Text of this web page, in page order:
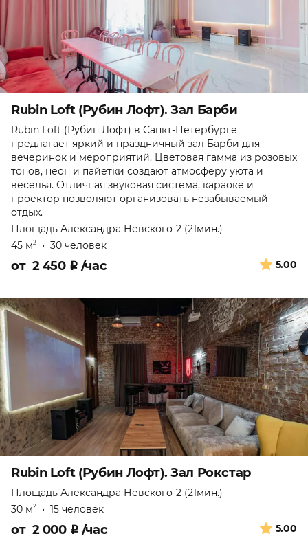
Rubin Loft (Рубин Лофт). Зал Барби
Rubin Loft (Рубин Лофт) в Санкт-Петербурге
предлагает яркий и праздничный зал Барби для
вечеринок и мероприятий. Цветовая гамма из розовых
тонов, неон и пайетки создают атмосферу уюта и
веселья. Отличная звуковая система, караоке и
проектор позволяют организовать незабываемый
отдых.
Площадь Александра Невского-2 (21мин.)
45 м2 • 30 человек
5.00
от 2 450 ₽ /час
Rubin Loft (Рубин Лофт). Зал Рокстар
Площадь Александра Невского-2 (21мин.)
30 м2 • 15 человек
5.00
от 2 000 ₽ /час